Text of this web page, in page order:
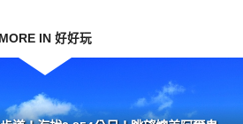
MORE IN 好好玩